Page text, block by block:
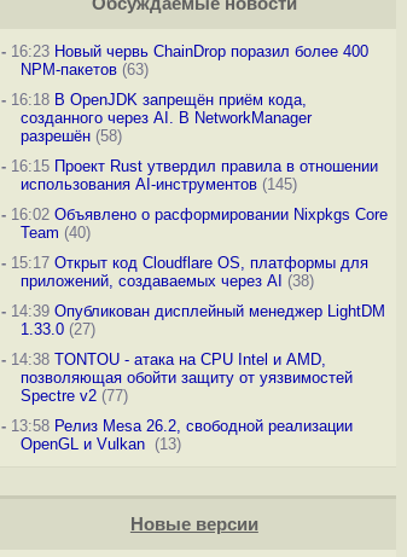
-16:23 Новый червь ChainDrop поразил более 400
NPM-пакетов(63)
-16:18 В OpenJDK запрещён приём кода,
созданного через AI. В NetworkManager
разрешён(58)
-16:15 Проект Rust утвердил правила в отношении
использования AI-инструментов(145)
-16:02 Объявлено о расформировании Nixpkgs Core
Team (40)
-15:17 Открыт код Cloudflare OS, платформы для
приложений, создаваемых через AI (38)
-14:39 Опубликован дисплейный менеджер LightDM
1.33.0(27)
-14:38 TONTOU - атака на CPU Intel и AMD,
позволяющая обойти защиту от уязвимостей
Spectre v2(77)
-13:58 Релиз Mesa 26.2, свободной реализации
OpenGL и Vulkan (13)
Новые версии